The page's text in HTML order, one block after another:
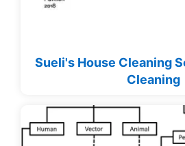
Sueli's House Cleaning
Cleaning